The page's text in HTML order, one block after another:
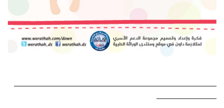
———————————————————————————
————————